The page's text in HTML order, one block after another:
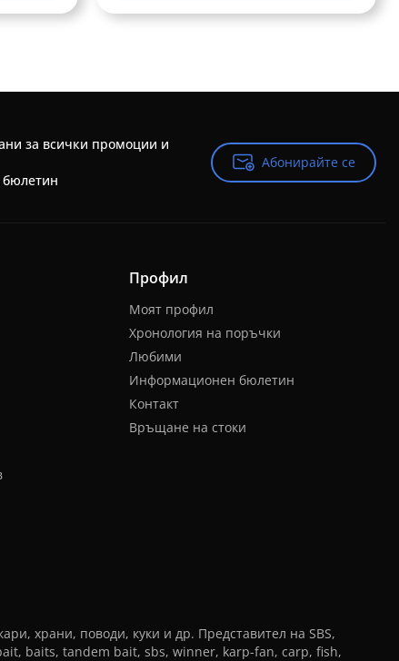
за всички промоции и
Абонирайте се
Абонирайте се
Профил
Моят профил
Хронология на поръчки
Любими
Информационен бюлетин
Контакт
Връщане на стоки
храни, поводи, куки и др. Представител на SBS,
baits, tandem bait, sbs, winner, karp-fan, carp, fish,